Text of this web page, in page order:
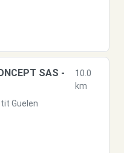
SAS -
10.0
km
Guelen